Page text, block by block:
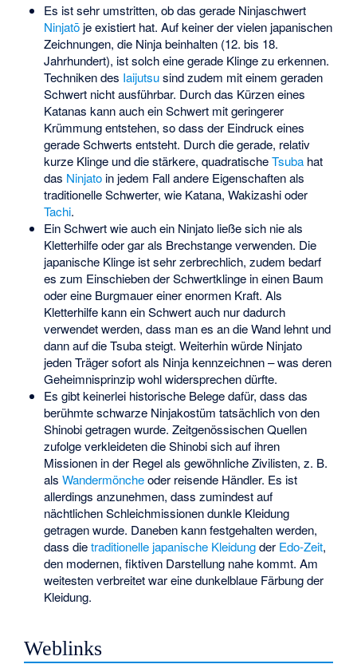
Es ist sehr umstritten, ob das gerade Ninjaschwert
Ninjatōje existiert hat. Auf keiner der vielen japanischen
Zeichnungen, die Ninja beinhalten (12. bis 18.
Jahrhundert), ist solch eine gerade Klinge zu erkennen.
Techniken des Iaijutsusind zudem mit einem geraden
Schwert nicht ausführbar. Durch das Kürzen eines
Katanas kann auch ein Schwert mit geringerer
Krümmung entstehen, so dass der Eindruck eines
gerade Schwerts entsteht. Durch die gerade, relativ
kurze Klinge und die stärkere, quadratischeTsubahat
das Ninjatoin jedem Fall andere Eigenschaften als
traditionelle Schwerter, wie Katana, Wakizashi oder
Tachi.
Ein Schwert wie auch ein Ninjato ließe sich nie als
Kletterhilfe oder gar als Brechstange verwenden. Die
japanische Klinge ist sehr zerbrechlich, zudem bedarf
es zum Einschieben der Schwertklinge in einen Baum
oder eine Burgmauer einer enormen Kraft. Als
Kletterhilfe kann ein Schwert auch nur dadurch
verwendet werden, dass man es an die Wand lehnt und
dann auf die Tsuba steigt. Weiterhin würde Ninjato
jeden Träger sofort als Ninja kennzeichnen – was deren
Geheimnisprinzip wohl widersprechen dürfte.
Es gibt keinerlei historische Belege dafür, dass das
berühmte schwarze Ninjakostüm tatsächlich von den
Shinobi getragen wurde. Zeitgenössischen Quellen
zufolge verkleideten die Shinobi sich auf ihren
Missionen in der Regel als gewöhnliche Zivilisten, z. B.
als Wandermöncheoder reisende Händler. Es ist
allerdings anzunehmen, dass zumindest auf
nächtlichen Schleichmissionen dunkle Kleidung
getragen wurde. Daneben kann festgehalten werden,
dass dietraditionelle japanische Kleidungder Edo-Zeit,
den modernen, fiktiven Darstellung nahe kommt. Am
weitesten verbreitet war eine dunkelblaue Färbung der
Kleidung.
Weblinks